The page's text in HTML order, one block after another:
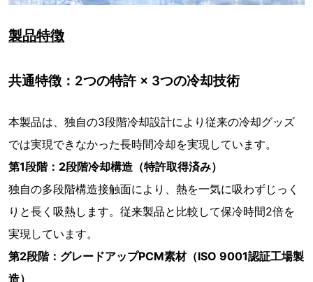
製品特徴
共通特徴：2つの特許 × 3つの冷却技術
本製品は、独自の3段階冷却設計により従来の冷却グッズ
では実現できなかった長時間冷却を実現しています。
第1段階：2段階冷却構造（特許取得済み）
独自の多段階構造接触面により、熱を一気に吸わずじっく
りと長く吸熱します。従来製品と比較して保冷時間2倍を
実現しています。
第2段階：グレードアップPCM素材（ISO 9001認証工場製
造）